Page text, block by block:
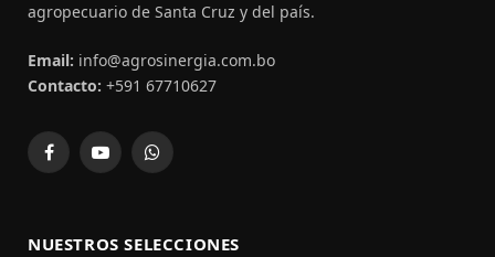
agropecuario de Santa Cruz y del país.
Email: info@agrosinergia.com.bo
Contacto: +591 67710627
FacebookYouTubeWhatsApp
NUESTROS SELECCIONES